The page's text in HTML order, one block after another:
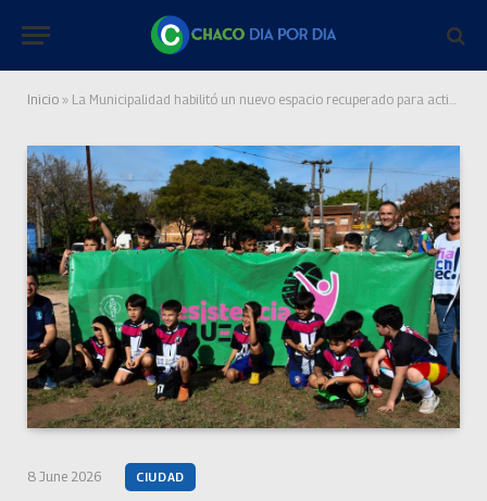
Inicio » La Municipalidad habilitó un nuevo espacio recuperado para actividades deportivas en la zona oeste de Resistencia
8 June 2026 CIUDAD